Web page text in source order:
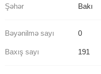
Şəhər Bakı
Bəyənilmə sayı 0
Baxış sayı 191